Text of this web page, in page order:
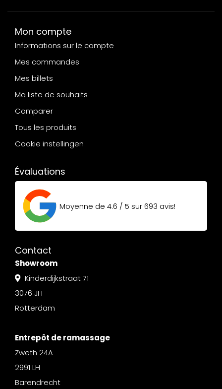
Mon compte
Informations sur le compte
Mes commandes
Mes billets
Ma liste de souhaits
Comparer
Tous les produits
Cookie instellingen
Évaluations
Moyenne de 4.6 / 5 sur693 avis!
Contact
Showroom
Kinderdijkstraat 71
3076 JH
Rotterdam
Entrepôt de ramassage
Zweth 24A
2991 LH
Barendrecht